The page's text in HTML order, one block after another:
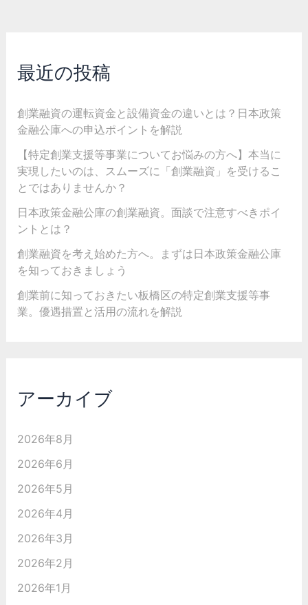
最近の投稿
創業融資の運転資金と設備資金の違いとは？日本政策
金融公庫への申込ポイントを解説
【特定創業支援等事業についてお悩みの方へ】本当に
実現したいのは、スムーズに「創業融資」を受けるこ
とではありませんか？
日本政策金融公庫の創業融資。面談で注意すべきポイ
ントとは？
創業融資を考え始めた方へ。まずは日本政策金融公庫
を知っておきましょう
創業前に知っておきたい板橋区の特定創業支援等事
業。優遇措置と活用の流れを解説
アーカイブ
2026年8月
2026年6月
2026年5月
2026年4月
2026年3月
2026年2月
2026年1月